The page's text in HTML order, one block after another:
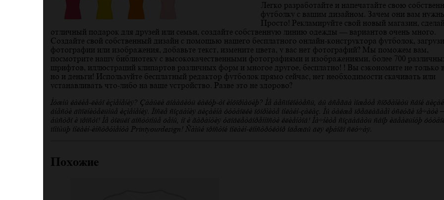
Легко разработайте и напечатайте свою
футболку с вашим дизайном. Зачем они вам
Просто! Рекламируйте свой новый магазин,
отличный подарок для друзей или семьи, создайте собственную линию одежды — вариантов очень много.
Создайте свой собственный дизайн с помощью нашего бесплатного онлайн-конструктора футболок,
фотографии или изображения, добавьте текст, измените цвета, у вас нет фотографий? Мы поможем вам,
посмотрите нашу библиотеку с высококачественными фотографиями и изображениями, более 700
шрифтов, иллюстраций клипартов различных форм и многое другое, бесплатно! ! Вы сэкономите не только
но и деньги! Используйте бесплатный редактор футболок прямо сейчас, нет необходимости скачивать или
устанавливать что-либо на ваше устройство. Разве это не здорово?
Нужны какие-либо изменения? Забыли добавить какую-то информацию? Не беспокойтесь, вы всегда можете сохранить свой
внести дополнительные изменения. После создания дизайна футболки оформите онлайн-заказ. Мы также предлагаем услуги печати
быстро и просто! Не только доступные цены, но и гарантия удовлетворенности клиентов! Начните создавать свою идеальную
помощью онлайн-инструмента Printyourdesign! Самый простой онлайн-конструктор одежды для любого случая.
Похожие